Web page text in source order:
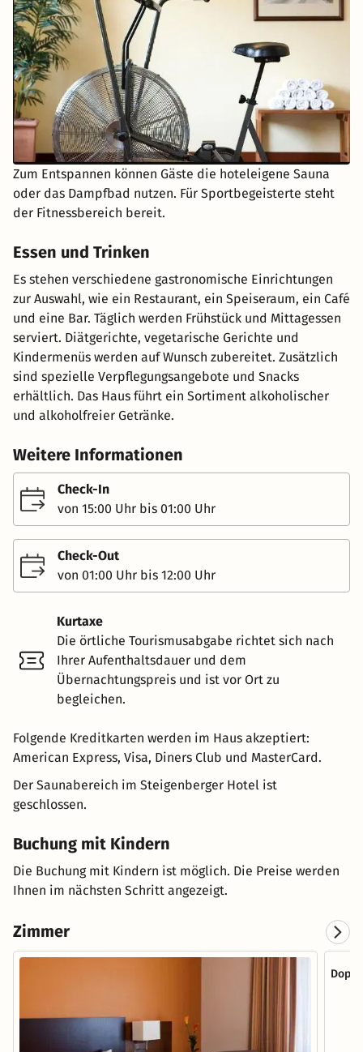
Zum Entspannen können Gäste die hoteleigene Sauna
oder das Dampfbad nutzen. Für Sportbegeisterte steht
der Fitnessbereich bereit.
Essen und Trinken
Es stehen verschiedene gastronomische Einrichtungen
zur Auswahl, wie ein Restaurant, ein Speiseraum, ein Café
und eine Bar. Täglich werden Frühstück und Mittagessen
serviert. Diätgerichte, vegetarische Gerichte und
Kindermenüs werden auf Wunsch zubereitet. Zusätzlich
sind spezielle Verpflegungsangebote und Snacks
erhältlich. Das Haus führt ein Sortiment alkoholischer
und alkoholfreier Getränke.
Weitere Informationen
Check-In
von 15:00 Uhr bis 01:00 Uhr
Check-Out
von 01:00 Uhr bis 12:00 Uhr
Kurtaxe
Die örtliche Tourismusabgabe richtet sich nach
Ihrer Aufenthaltsdauer und dem
Übernachtungspreis und ist vor Ort zu
begleichen.
Folgende Kreditkarten werden im Haus akzeptiert:
American Express, Visa, Diners Club und MasterCard.
Der Saunabereich im Steigenberger Hotel ist
geschlossen.
Buchung mit Kindern
Die Buchung mit Kindern ist möglich. Die Preise werden
Ihnen im nächsten Schritt angezeigt.
Zimmer